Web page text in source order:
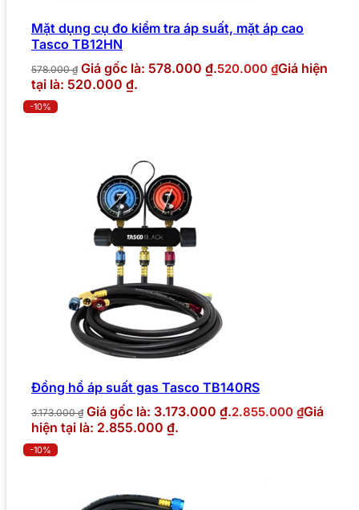
Mặt dụng cụ đo kiểm tra áp suất, mặt áp cao
Tasco TB12HN
578.000₫ Giá gốc là: 578.000 ₫.520.000 ₫Giá hiện
tại là: 520.000 ₫.
-10%
Đồng hồ áp suất gas Tasco TB140RS
3.173.000₫ Giá gốc là: 3.173.000 ₫.2.855.000 ₫Giá
hiện tại là: 2.855.000 ₫.
-10%